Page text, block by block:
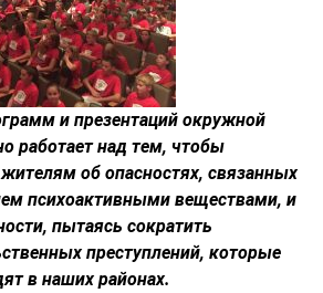
и презентаций окружной
работает над тем, чтобы
об опасностях, связанных
психоактивными веществами, и
пытаясь сократить
преступлений, которые
в наших районах.